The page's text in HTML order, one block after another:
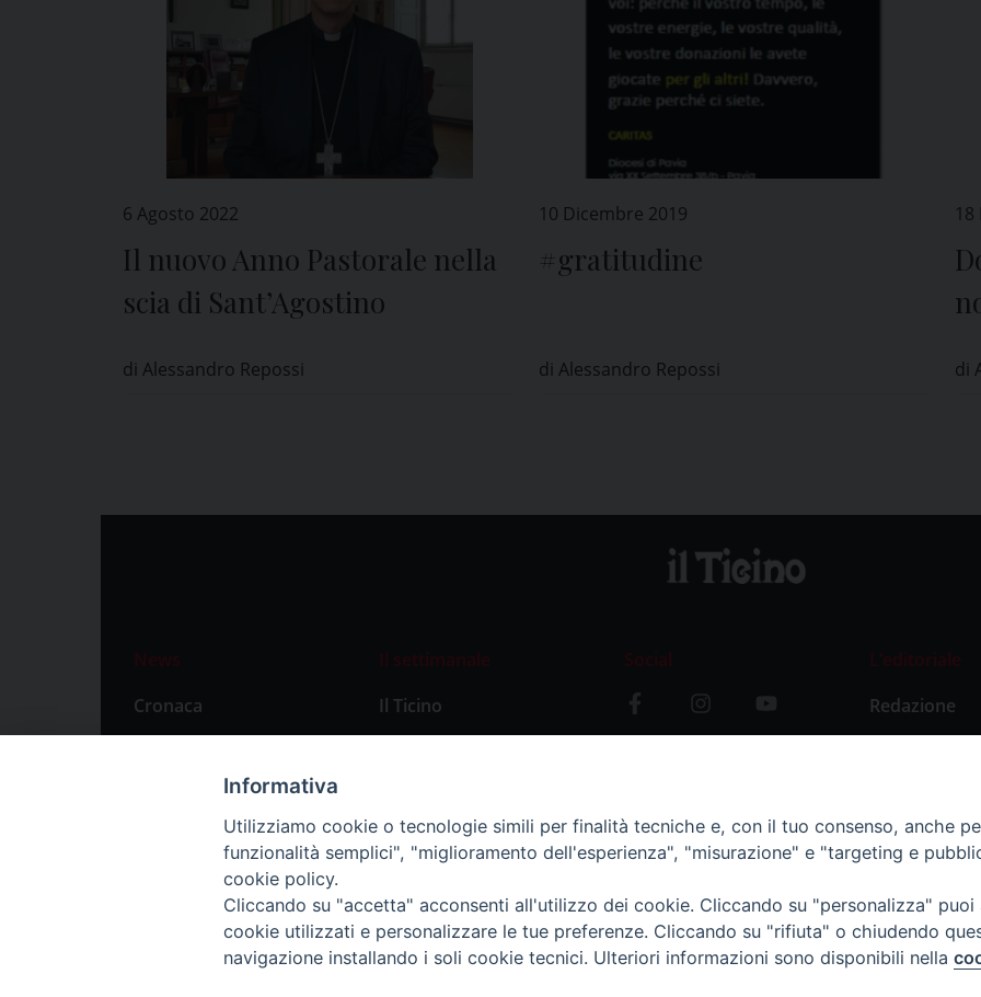
6 Agosto 2022
Il nuovo Anno Pastorale nella
scia di Sant’Agostino
di Alessandro Repossi
10 Dicembre 2019
#gratitudine
di Alessandro Repossi di
News
Cronaca
Attualità
Primo Piano
Il settimanale
Il Ticino
Abbonamenti
Social
L’editoriale
Redazione
Storia
Informativa
Utilizziamo cookie o tecnologie simili per finalità tecniche e, con il tuo consenso, anche
funzionalità semplici", "miglioramento dell'esperienza", "misurazione" e "targeting e
cookie policy.
Cliccando su "accetta" acconsenti all'utilizzo dei cookie. Cliccando su "personalizza"
cookie utilizzati e personalizzare le tue preferenze. Cliccando su "rifiuta" o chiudendo
navigazione installando i soli cookie tecnici. Ulteriori informazioni sono disponibili nella